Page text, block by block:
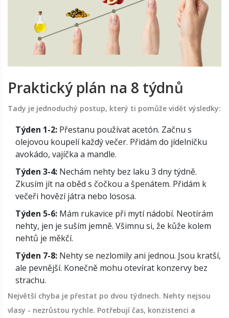
Praktický plán na 8 týdnů
Tady je jednoduchý postup, který ti pomůže vidět výsledky:
Týden 1-2: Přestanu používat acetón. Začnu s
olejovou koupelí každý večer. Přidám do jídelníčku
avokádo, vajíčka a mandle.
Týden 3-4: Nechám nehty bez laku 3 dny týdně.
Zkusím jít na oběd s čočkou a špenátem. Přidám k
večeři hovězí játra nebo lososa.
Týden 5-6: Mám rukavice při mytí nádobí. Neotírám
nehty, jen je suším jemně. Všimnu si, že kůže kolem
nehtů je měkčí.
Týden 7-8: Nehty se nezlomily ani jednou. Jsou kratší,
ale pevnější. Konečně mohu otevírat konzervy bez
strachu.
Největší chyba je přestat po dvou týdnech. Nehty nejsou
vlasy - nezrůstou rychle. Potřebují čas, konzistenci a